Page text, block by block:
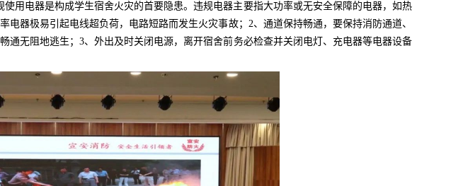
用电器是构成学生宿舍火灾的首要隐患。违规电器主要指大功率或无安全保障的电器，如热
器极易引起电线超负荷，电路短路而发生火灾事故；2、通道保持畅通，要保持消防通道、
通无阻地逃生；3、外出及时关闭电源，离开宿舍前务必检查并关闭电灯、充电器等电器设备